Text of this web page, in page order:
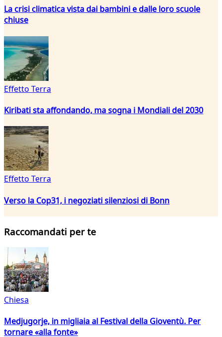
La crisi climatica vista dai bambini e dalle loro scuole
chiuse
Effetto Terra
Kiribati sta affondando, ma sogna i Mondiali del 2030
Effetto Terra
Verso la Cop31, i negoziati silenziosi di Bonn
Raccomandati per te
Chiesa
Medjugorje, in migliaia al Festival della Gioventù. Per
tornare «alla fonte»